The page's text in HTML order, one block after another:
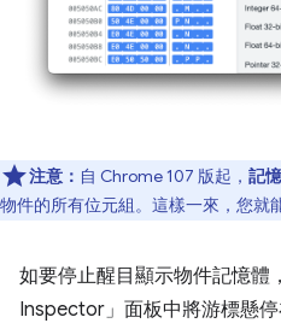
注意： 自 Chrome 107 版起， 記
物件的所有位元組。這樣一來，您就
如要停止醒目顯示物件記憶體
Inspector」 面板中將游標懸